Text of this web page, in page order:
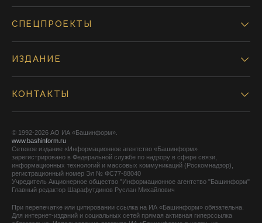
СПЕЦПРОЕКТЫ
ИЗДАНИЕ
КОНТАКТЫ
© 1992-2026 АО ИА «Башинформ».
www.bashinform.ru
Сетевое издание «Информационное агентство «Башинформ»
зарегистрировано в Федеральной службе по надзору в сфере связи,
информационных технологий и массовых коммуникаций (Роскомнадзор),
регистрационный номер Эл № ФС77-88040
Учредитель Акционерное общество "Информационное агентство "Башинформ"
Главный редактор Шарафутдинов Руслан Михайлович
При перепечатке или цитировании ссылка на ИА «Башинформ» обязательна.
Для интернет-изданий и социальных сетей прямая активная гиперссылка